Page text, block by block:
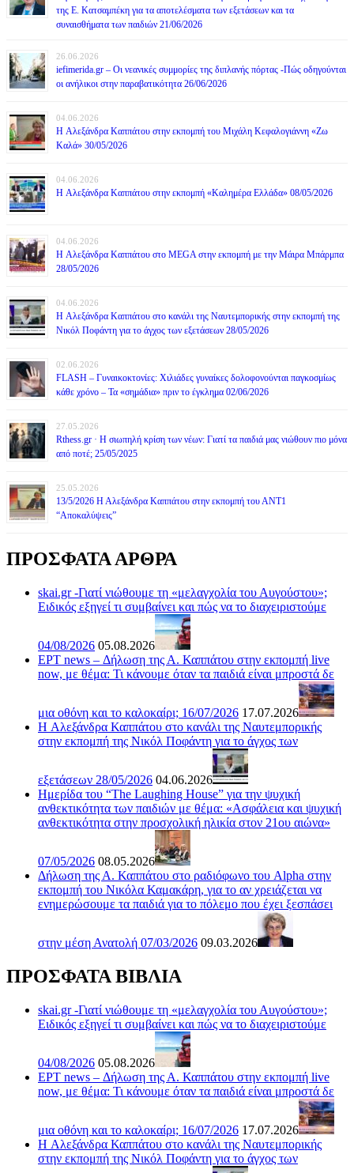
της Ε. Κατσαμπέκη για τα αποτελέσματα των εξετάσεων και τα
συναισθήματα των παιδιών 21/06/2026
26.06.2026
iefimerida.gr – Οι νεανικές συμμορίες της διπλανής πόρτας -Πώς οδηγούνται
οι ανήλικοι στην παραβατικότητα 26/06/2026
04.06.2026
H Αλεξάνδρα Καππάτου στην εκπομπή του Μιχάλη Κεφαλογιάννη «Ζω
Καλά» 30/05/2026
04.06.2026
H Αλεξάνδρα Καππάτου στην εκπομπή «Καλημέρα Ελλάδα» 08/05/2026
04.06.2026
H Αλεξάνδρα Καππάτου στο MEGA στην εκπομπή με την Μάιρα Mπάρμπα
28/05/2026
04.06.2026
H Αλεξάνδρα Καππάτου στο κανάλι της Ναυτεμπορικής στην εκπομπή της
Νικόλ Ποφάντη για το άγχος των εξετάσεων 28/05/2026
02.06.2026
FLASH – Γυναικοκτονίες: Χιλιάδες γυναίκες δολοφονούνται παγκοσμίως
κάθε χρόνο – Τα «σημάδια» πριν το έγκλημα 02/06/2026
27.05.2026
Rthess.gr · Η σιωπηλή κρίση των νέων: Γιατί τα παιδιά μας νιώθουν πιο μόνα
από ποτέ; 25/05/2025
25.05.2026
13/5/2026 Η Αλεξάνδρα Καππάτου στην εκπομπή του ΑΝΤ1
“Αποκαλύψεις”
ΠΡΟΣΦΑΤΑ ΑΡΘΡΑ
skai.gr -Γιατί νιώθουμε τη «μελαγχολία του Αυγούστου»;
Ειδικός εξηγεί τι συμβαίνει και πώς να το διαχειριστούμε
04/08/2026 05.08.2026
ΕΡΤ news – Δήλωση της Α. Καππάτου στην εκπομπή live
now, με θέμα: Τι κάνουμε όταν τα παιδιά είναι μπροστά δε
μια οθόνη και το καλοκαίρι; 16/07/2026 17.07.2026
H Αλεξάνδρα Καππάτου στο κανάλι της Ναυτεμπορικής
στην εκπομπή της Νικόλ Ποφάντη για το άγχος των
εξετάσεων 28/05/2026 04.06.2026
Ημερίδα του “The Laughing House” για την ψυχική
ανθεκτικότητα των παιδιών με θέμα: «Ασφάλεια και ψυχική
ανθεκτικότητα στην προσχολική ηλικία στον 21ου αιώνα»
07/05/2026 08.05.2026
Δήλωση της Α. Καππάτου στο ραδιόφωνο του Alpha στην
εκπομπή του Νικόλα Καμακάρη, για το αν χρειάζεται να
ενημερώσουμε τα παιδιά για το πόλεμο που έχει ξεσπάσει
στην μέση Ανατολή 07/03/2026 09.03.2026
ΠΡΟΣΦΑΤΑ ΒΙΒΛΙΑ
skai.gr -Γιατί νιώθουμε τη «μελαγχολία του Αυγούστου»;
Ειδικός εξηγεί τι συμβαίνει και πώς να το διαχειριστούμε
04/08/2026 05.08.2026
ΕΡΤ news – Δήλωση της Α. Καππάτου στην εκπομπή live
now, με θέμα: Τι κάνουμε όταν τα παιδιά είναι μπροστά δε
μια οθόνη και το καλοκαίρι; 16/07/2026 17.07.2026
H Αλεξάνδρα Καππάτου στο κανάλι της Ναυτεμπορικής
στην εκπομπή της Νικόλ Ποφάντη για το άγχος των